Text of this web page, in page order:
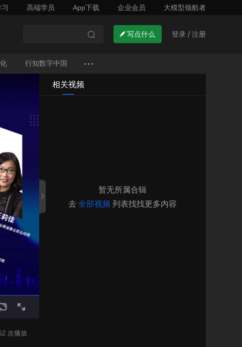
高端学员 App下载 企业会员 大模型领航者
  写点什么 登录 / 注册
行知数字中国
次播放

相关视频
暂无所属合辑
去 全部视频 列表找找更多内容